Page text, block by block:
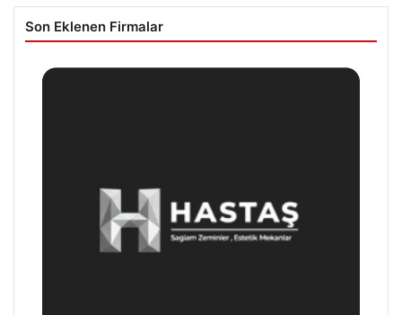
Son Eklenen Firmalar